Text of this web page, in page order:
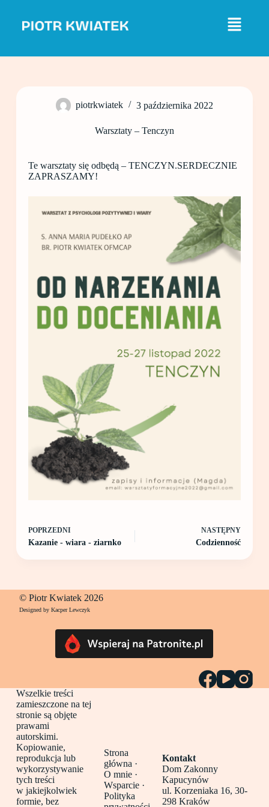
j
piotrkwiatek 3 października 2022
Warsztaty – Tenczyn
Te warsztaty się odbędą – TENCZYN.SERDECZNIE
ZAPRASZAMY!
POPRZEDNI
Kazanie - wiara - ziarnko
NASTĘPNY
Codzienność
© Piotr Kwiatek 2026
Designed by Kacper Lewczyk
Wszelkie treści
zamieszczone na tej
stronie są objęte
prawami
autorskimi.
Kopiowanie,
reprodukcja lub
wykorzystywanie
tych treści
w jakiejkolwiek
formie, bez
Strona
główna ·
O mnie ·
Wsparcie ·
Polityka
Kontakt
Dom Zakonny
Kapucynów
ul. Korzeniaka 16, 30-
298 Kraków